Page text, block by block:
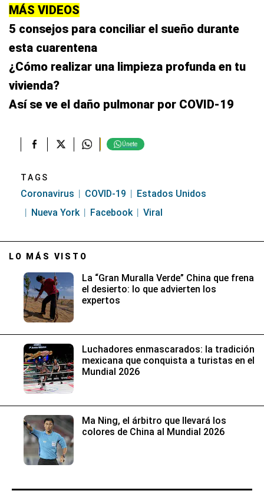
MÁS VIDEOS
5 consejos para conciliar el sueño durante
esta cuarentena
¿Cómo realizar una limpieza profunda en tu
vivienda?
Así se ve el daño pulmonar por COVID-19
Únete
TAGS
Coronavirus COVID-19
Estados Unidos
Nueva York
Facebook Viral
LO MÁS VISTO
La “Gran Muralla Verde” China que frena
el desierto: lo que advierten los
expertos
Luchadores enmascarados: la tradición
mexicana que conquista a turistas en el
Mundial 2026
Ma Ning, el árbitro que llevará los
colores de China al Mundial 2026